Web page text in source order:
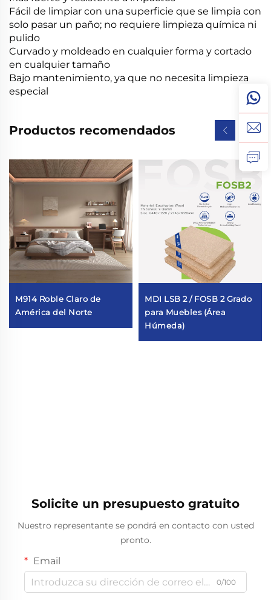
Fácil de limpiar con una superficie que se limpia con
solo pasar un paño; no requiere limpieza química ni
pulido
Curvado y moldeado en cualquier forma y cortado
en cualquier tamaño
Bajo mantenimiento, ya que no necesita limpieza
especial
Productos recomendados
M914 Roble Claro de
América del Norte
MDI LSB 2 / FOSB 2 Grado
para Muebles (Área
Húmeda)
Solicite un presupuesto gratuito
Nuestro representante se pondrá en contacto con usted
pronto.
Email
0/100